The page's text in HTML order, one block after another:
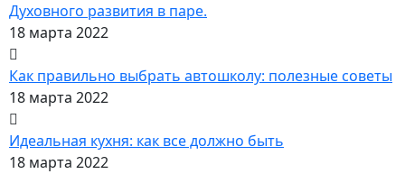
Духовного развития в паре.
18 марта 2022
Как правильно выбрать автошколу: полезные советы
18 марта 2022
Идеальная кухня: как все должно быть
18 марта 2022